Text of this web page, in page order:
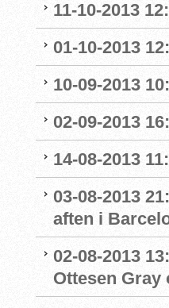
11-10-2013
01-10-2013
10-09-2013
02-09-2013
14-08-2013
03-08-2013
aften i
02-08-2013
Ottesen Gray